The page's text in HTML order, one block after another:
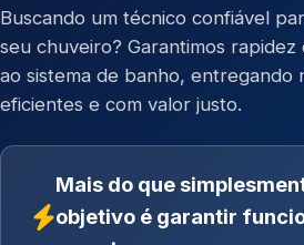
Buscando um técnico confiável
seu chuveiro? Garantimos rapidez
ao sistema de banho, entregando
eficientes e com valor justo.
Mais do que
objetivo é garantir